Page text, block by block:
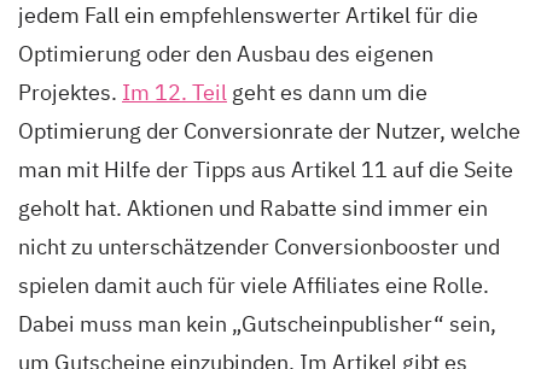
jedem Fall ein empfehlenswerter Artikel für die
Optimierung oder den Ausbau des eigenen
Projektes. Im 12. Teil geht es dann um die
Optimierung der Conversionrate der Nutzer, welche
man mit Hilfe der Tipps aus Artikel 11 auf die Seite
geholt hat. Aktionen und Rabatte sind immer ein
nicht zu unterschätzender Conversionbooster und
spielen damit auch für viele Affiliates eine Rolle.
Dabei muss man kein „Gutscheinpublisher“ sein,
um Gutscheine einzubinden. Im Artikel gibt es